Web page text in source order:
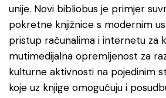
unije. Novi bibliobus je primjer
pokretne knjižnice s modernim
pristup računalima i internetu za
mutimedijalna opremljenost za
kulturne aktivnosti na pojedinim
koje uz knjige omogućuju i